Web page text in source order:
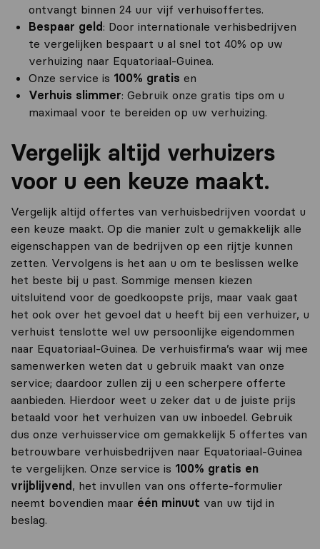
ontvangt binnen 24 uur vijf verhuisoffertes.
Bespaar geld : Door internationale verhisbedrijven
te vergelijken bespaart u al snel tot 40% op uw
verhuizing naar Equatoriaal-Guinea.
Onze service is 100% gratis en
Verhuis slimmer: Gebruik onze gratis tips om u
maximaal voor te bereiden op uw verhuizing.
Vergelijk altijd verhuizers
voor u een keuze maakt.
Vergelijk altijd offertes van verhuisbedrijven voordat u
een keuze maakt. Op die manier zult u gemakkelijk alle
eigenschappen van de bedrijven op een rijtje kunnen
zetten. Vervolgens is het aan u om te beslissen welke
het beste bij u past. Sommige mensen kiezen
uitsluitend voor de goedkoopste prijs, maar vaak gaat
het ook over het gevoel dat u heeft bij een verhuizer, u
verhuist tenslotte wel uw persoonlijke eigendommen
naar Equatoriaal-Guinea. De verhuisfirma’s waar wij mee
samenwerken weten dat u gebruik maakt van onze
service; daardoor zullen zij u een scherpere offerte
aanbieden. Hierdoor weet u zeker dat u de juiste prijs
betaald voor het verhuizen van uw inboedel. Gebruik
dus onze verhuisservice om gemakkelijk 5 offertes van
betrouwbare verhuisbedrijven naar Equatoriaal-Guinea
te vergelijken. Onze service is 100% gratis en
vrijblijvend , het invullen van ons offerte-formulier
neemt bovendien maar één minuut van uw tijd in
beslag.